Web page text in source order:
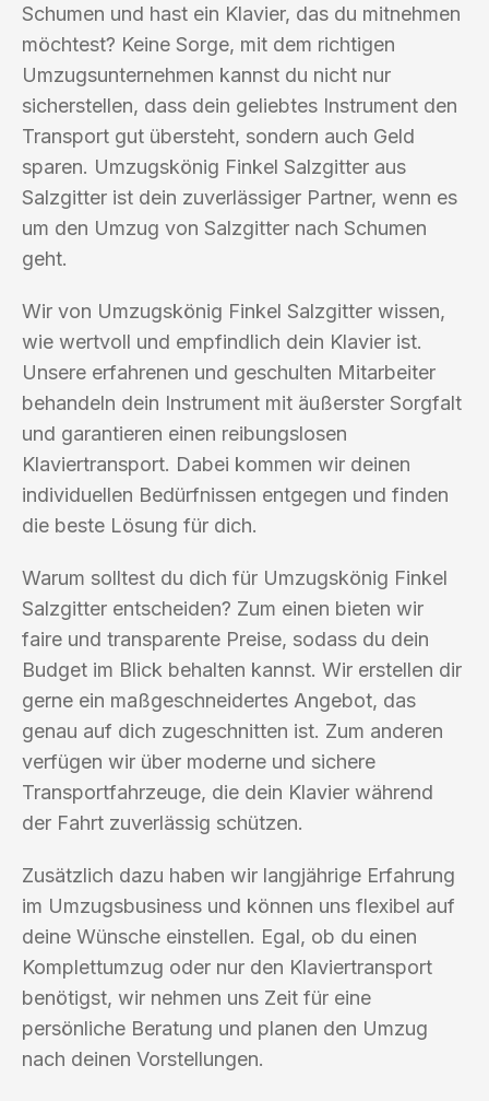
Schumen und hast ein Klavier, das du mitnehmen
möchtest? Keine Sorge, mit dem richtigen
Umzugsunternehmen kannst du nicht nur
sicherstellen, dass dein geliebtes Instrument den
Transport gut übersteht, sondern auch Geld
sparen. Umzugskönig Finkel Salzgitter aus
Salzgitter ist dein zuverlässiger Partner, wenn es
um den Umzug von Salzgitter nach Schumen
geht.
Wir von Umzugskönig Finkel Salzgitter wissen,
wie wertvoll und empfindlich dein Klavier ist.
Unsere erfahrenen und geschulten Mitarbeiter
behandeln dein Instrument mit äußerster Sorgfalt
und garantieren einen reibungslosen
Klaviertransport. Dabei kommen wir deinen
individuellen Bedürfnissen entgegen und finden
die beste Lösung für dich.
Warum solltest du dich für Umzugskönig Finkel
Salzgitter entscheiden? Zum einen bieten wir
faire und transparente Preise, sodass du dein
Budget im Blick behalten kannst. Wir erstellen dir
gerne ein maßgeschneidertes Angebot, das
genau auf dich zugeschnitten ist. Zum anderen
verfügen wir über moderne und sichere
Transportfahrzeuge, die dein Klavier während
der Fahrt zuverlässig schützen.
Zusätzlich dazu haben wir langjährige Erfahrung
im Umzugsbusiness und können uns flexibel auf
deine Wünsche einstellen. Egal, ob du einen
Komplettumzug oder nur den Klaviertransport
benötigst, wir nehmen uns Zeit für eine
persönliche Beratung und planen den Umzug
nach deinen Vorstellungen.